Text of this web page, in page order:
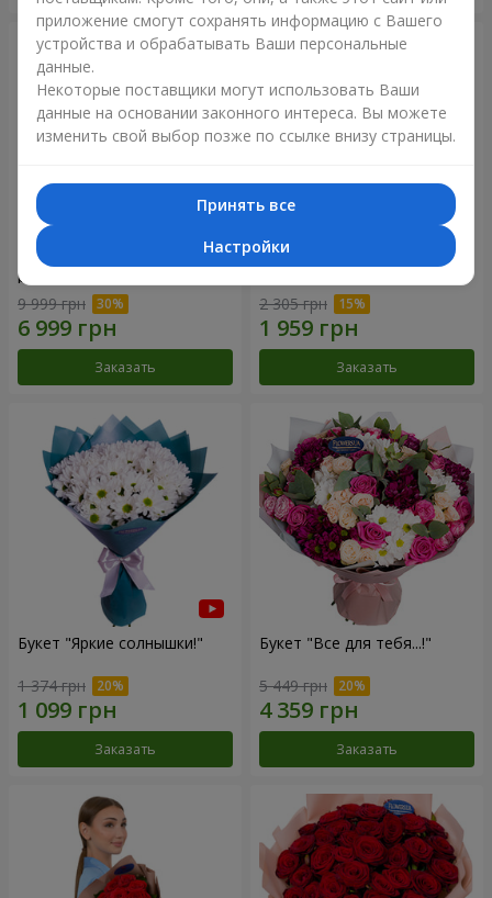
Цветы в коробке "101
розовая роза"
9 999 грн
Заказать
Букет "Цветочное Selfie!"
2 305 грн
Заказать
Букет "Яркие солнышки!"
1 374 грн
Заказать
Букет "Все для тебя...!"
5 449 грн
Заказать
приложение смогут сохранять информацию с Вашего
устройства и обрабатывать Ваши персональные
данные.
Некоторые поставщики могут использовать Ваши
данные на основании законного интереса. Вы можете
изменить свой выбор позже по ссылке внизу страницы.
Принять все
Настройки